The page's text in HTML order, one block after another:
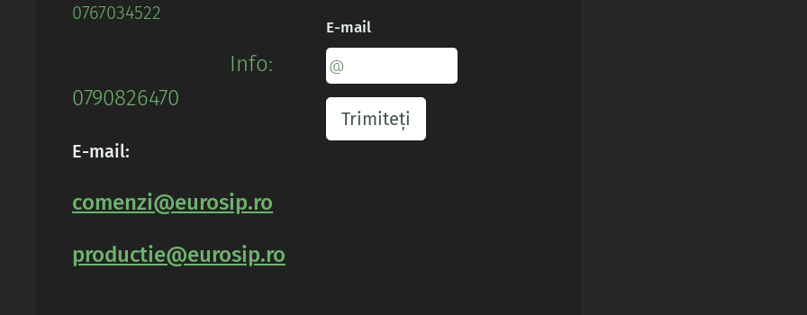
0767034522
Info:
0790826470
E-mail:
comenzi@eurosip.ro
productie@eurosip.ro
E-mail
Trimiteți